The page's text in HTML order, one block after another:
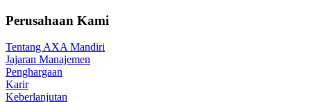
Perusahaan Kami
Tentang AXA Mandiri
Jajaran Manajemen
Penghargaan
Karir
Keberlanjutan